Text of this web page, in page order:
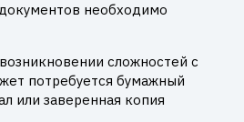
необходимо
сложностей с
потребуется бумажный
или заверенная копия